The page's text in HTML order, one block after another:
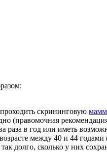
скрининговую
(правомочная
в год или иметь
между 40 и 44 годами
сколько у них